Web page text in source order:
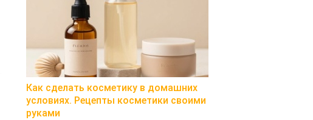
Как сделать косметику в домашних
условиях. Рецепты косметики своими
руками